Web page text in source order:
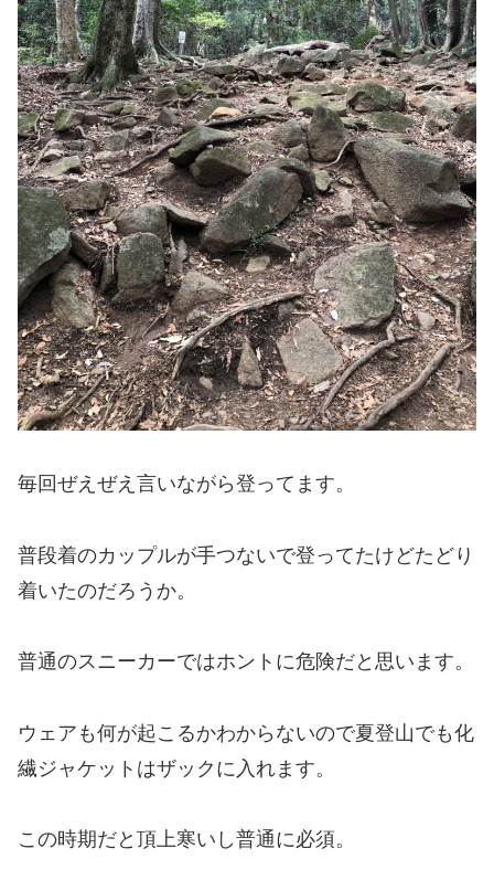
毎回ぜえぜえ言いながら登ってます。
普段着のカップルが手つないで登ってたけどたどり
着いたのだろうか。
普通のスニーカーではホントに危険だと思います。
ウェアも何が起こるかわからないので夏登山でも化
繊ジャケットはザックに入れます。
この時期だと頂上寒いし普通に必須。